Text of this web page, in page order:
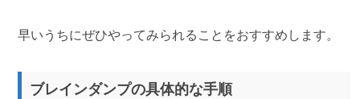
早いうちにぜひやってみられることをおすすめします。
ブレインダンプの具体的な手順